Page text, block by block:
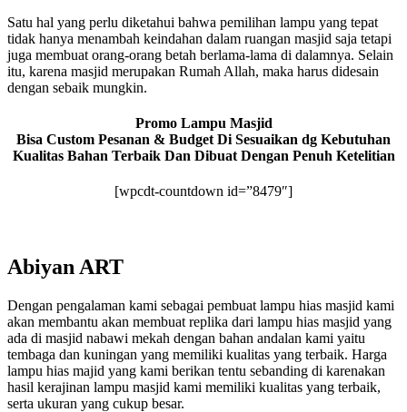
Satu hal yang perlu diketahui bahwa pemilihan lampu yang tepat
tidak hanya menambah keindahan dalam ruangan masjid saja tetapi
juga membuat orang-orang betah berlama-lama di dalamnya. Selain
itu, karena masjid merupakan Rumah Allah, maka harus didesain
dengan sebaik mungkin.
Promo Lampu Masjid
Bisa Custom Pesanan & Budget Di Sesuaikan dg Kebutuhan
Kualitas Bahan Terbaik Dan Dibuat Dengan Penuh Ketelitian
[wpcdt-countdown id=”8479″]
Abiyan ART
Dengan pengalaman kami sebagai pembuat lampu hias masjid kami
akan membantu akan membuat replika dari lampu hias masjid yang
ada di masjid nabawi mekah dengan bahan andalan kami yaitu
tembaga dan kuningan yang memiliki kualitas yang terbaik. Harga
lampu hias majid yang kami berikan tentu sebanding di karenakan
hasil kerajinan lampu masjid kami memiliki kualitas yang terbaik,
serta ukuran yang cukup besar.